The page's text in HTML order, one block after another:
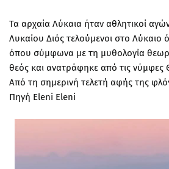
Τα αρχαία Λύκαια ήταν αθλητικοί
Λυκαίου Διός τελούμενοι στο Λύκαιο
όπου σύμφωνα με τη μυθολογία
θεός και ανατράφηκε από τις νύμφες
Από τη σημερινή τελετή αφής της
Πηγή Eleni Eleni